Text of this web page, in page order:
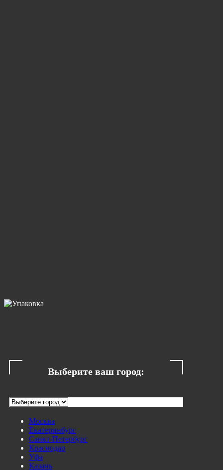
Выберите ваш город:
Москва
Екатеринбург
Санкт-Петербург
Краснодар
Уфа
Казань